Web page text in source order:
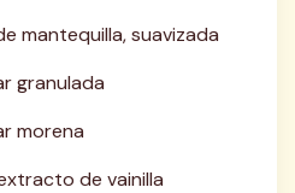
mantequilla, suavizada
granulada
morena
de vainilla